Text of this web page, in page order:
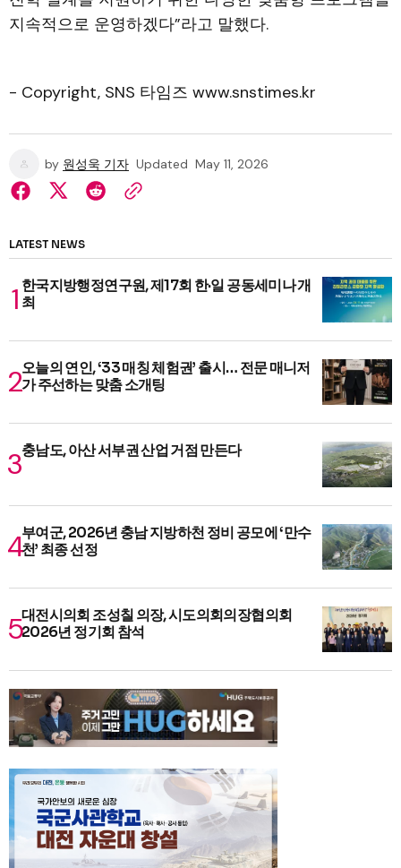
지속적으로 운영하겠다”라고 말했다.
- Copyright, SNS 타임즈 www.snstimes.kr
by 원성욱 기자 Updated May 11, 2026
LATEST NEWS
한국지방행정연구원, 제17회 한·일 공동세미나 개
최
오늘의 연인, ‘33 매칭 체험권’ 출시… 전문 매니저
가 주선하는 맞춤 소개팅
충남도, 아산 서부권 산업 거점 만든다
부여군, 2026년 충남 지방하천 정비 공모에 ‘만수
천’ 최종 선정
대전시의회 조성칠 의장, 시도의회의장협의회
2026년 정기회 참석